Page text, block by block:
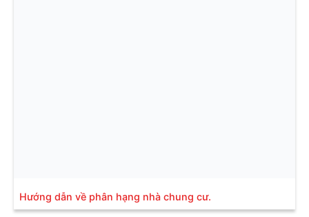
Hướng dẫn về phân hạng nhà chung cư.